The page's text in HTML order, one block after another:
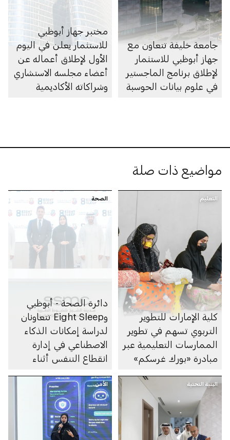
جامعة خليفة تتعاون مع
جهاز أبوظبي للاستثمار
لإطلاق برنامج الماجستير
في علوم بيانات الحوسبة
مختبر جهاز أبوظبي
للاستثمار يعلن في اليوم
الأول لإطلاق أعماله عن
أعضاء مجلسه الاستشاري
وشراكاته الأكاديمية
مواضيع ذات صلة
التعليم
كلية الإمارات للتطوير
التربوي تسهم في تطوير
الممارسات التعليمية عبر
مبادرة «بورك غرسكم»
الصحة
دائرة الصحة - أبوظبي
وEight Sleep تتعاونان
لدراسة إمكانات الذكاء
الاصطناعي في إدارة
انقطاع التنفس أثناء
البنية التحتية الأمن